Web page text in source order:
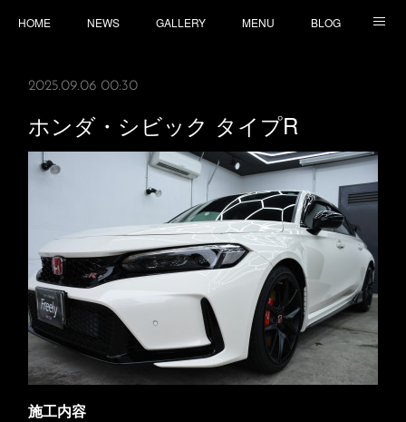
HOME NEWS GALLERY MENU BLOG
2025.09.06 00:30
ホンダ・シビック タイプR
施工内容